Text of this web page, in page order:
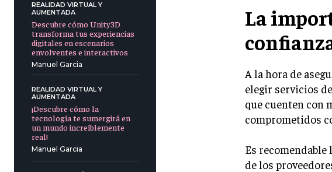
REALIDAD VIRTUAL Y
AUMENTADA
Descubre cómo Unity3D
transforma tus experiencias
digitales en escenarios
envolventes e interactivos
Manuel Garcia
REALIDAD VIRTUAL Y
AUMENTADA
¡Descubre cómo la
tecnología te sumergirá en
un mundo increíblemente
real!
Manuel Garcia
La
A la hora de
elegir servicios
que cuenten con
comprometidos
Es
de los